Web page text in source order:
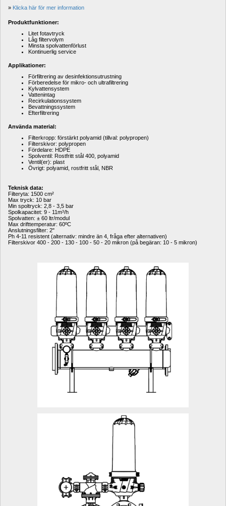
» Klicka här för mer information
Produktfunktioner:
Litet fotavtryck
Låg filtervolym
Minsta spolvattenförlust
Kontinuerlig service
Applikationer:
Förfiltrering av desinfektionsutrustning
Förberedelse för mikro- och ultrafiltrering
Kylvattensystem
Vattenintag
Recirkulationssystem
Bevattningssystem
Efterfiltrering
Använda material:
Filterkropp: förstärkt polyamid (tillval: polypropen)
Filterskivor: polypropen
Fördelare: HDPE
Spolventil: Rostfritt stål 400, polyamid
Ventil(er): plast
Övrigt: polyamid, rostfritt stål, NBR
Teknisk data:
Filteryta: 1500 cm²
Max tryck: 10 bar
Min spoltryck: 2,8 - 3,5 bar
Spolkapacitet: 9 - 11m³/h
Spolvatten: ± 60 ltr/modul
Max drifttemperatur: 60ºC
Anslutningsfilter: 2"
Ph 4-11 resistent (alternativ: mindre än 4, fråga efter alternativen)
Filterskivor 400 - 200 - 130 - 100 - 50 - 20 mikron (på begäran: 10 - 5 mikron)